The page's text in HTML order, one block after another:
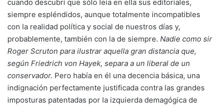
cuando descubrí que sólo leía en ella sus editoriales,
siempre espléndidos, aunque totalmente incompatibles
con la realidad política y social de nuestros días y,
probablemente, también con la de siempre. Nadie como sir
Roger Scruton para ilustrar aquella gran distancia que,
según Friedrich von Hayek, separa a un liberal de un
conservador. Pero había en él una decencia básica, una
indignación perfectamente justificada contra las grandes
imposturas patentadas por la izquierda demagógica de